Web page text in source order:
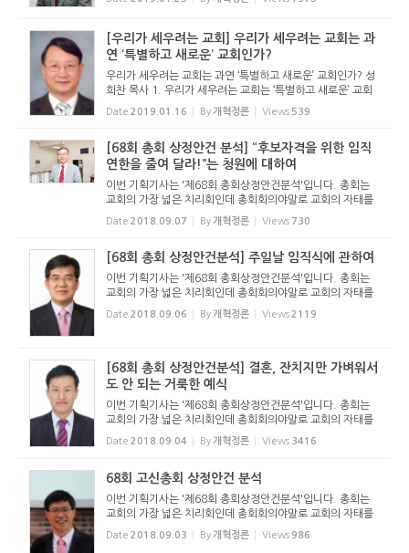
이렇게 항상 세상속에서 일해야 하는 우리가 의외로 일하기
[우리가 세우려는 교회] 우리가 세우려는 교회는 과
연 ‘특별하고 새로운’ 교회인가?
우리가 세우려는 교회는 과연 ‘특별하고 새로운’ 교회인가? 성
희찬 목사 1. 우리가 세우려는 교회는 ‘특별하고 새로운’ 교회
가 아니라 믿음의 선진들이 대대로 걸어 온 ‘개혁신앙’ 노선에
있는 교회라고 할 수 있다 우리...
Date 2019.01.16 By 개혁정론 Views 539
[68회 총회 상정안건 분석] “후보자격을 위한 임직
연한을 줄여 달라!”는 청원에 대하여
이번 기획기사는 '제68회 총회상정안건분석'입니다. 총회는
교회의 가장 넓은 치리회인데 총회회의야말로 교회의 자태를
잘 드러냅니다. 총회에 상정된 안건 하나 하나가 현 교회의 모
습과 우리 시대의 도전을 잘 담고 있습니다. 총회를 통해 교회
Date 2018.09.07 By 개혁정론 Views 730
[68회 총회 상정안건분석] 주일날 임직식에 관하여
이번 기획기사는 '제68회 총회상정안건분석'입니다. 총회는
교회의 가장 넓은 치리회인데 총회회의야말로 교회의 자태를
잘 드러냅니다. 총회에 상정된 안건 하나 하나가 현 교회의 모
습과 우리 시대의 도전을 잘 담고 있습니다. 총회를 통해 교회
Date 2018.09.06 By 개혁정론 Views2119
[68회 총회 상정안건분석] 결혼, 잔치지만 가벼워서
도 안 되는 거룩한 예식
이번 기획기사는 '제68회 총회상정안건분석'입니다. 총회는
교회의 가장 넓은 치리회인데 총회회의야말로 교회의 자태를
잘 드러냅니다. 총회에 상정된 안건 하나 하나가 현 교회의 모
습과 우리 시대의 도전을 잘 담고 있습니다. 총회를 통해 교회
Date 2018.09.04 By 개혁정론 Views 3416
68회 고신총회 상정안건 분석
이번 기획기사는 '제68회 총회상정안건분석'입니다. 총회는
교회의 가장 넓은 치리회인데 총회회의야말로 교회의 자태를
잘 드러냅니다. 총회에 상정된 안건 하나 하나가 현 교회의 모
습과 우리 시대의 도전을 잘 담고 있습니다. 총회를 통해 교회
Date 2018.09.03 By 개혁정론 Views 986